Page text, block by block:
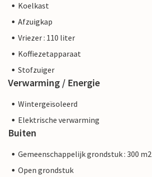
Koelkast
Afzuigkap
Vriezer : 110 liter
Koffiezetapparaat
Stofzuiger
Verwarming / Energie
Wintergeïsoleerd
Elektrische verwarming
Buiten
Gemeenschappelijk grondstuk : 300 m2
Open grondstuk